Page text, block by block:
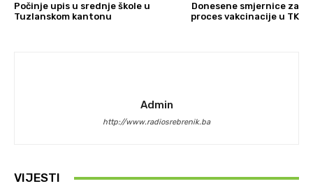
Počinje upis u srednje škole u
Tuzlanskom kantonu
Donesene smjernice za
proces vakcinacije u TK
Admin
http://www.radiosrebrenik.ba
VIJESTI